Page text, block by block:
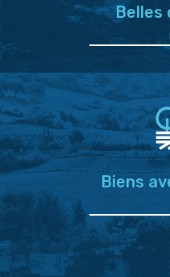
Belles
Biens